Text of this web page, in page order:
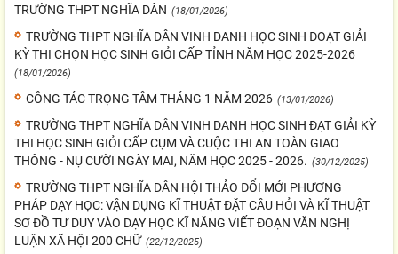
TRƯỜNG THPT NGHĨA DÂN (18/01/2026)
TRƯỜNG THPT NGHĨA DÂN VINH DANH HỌC SINH ĐOẠT GIẢI
KỲ THI CHỌN HỌC SINH GIỎI CẤP TỈNH NĂM HỌC 2025-2026
(18/01/2026)
CÔNG TÁC TRỌNG TÂM THÁNG 1 NĂM 2026 (13/01/2026)
TRƯỜNG THPT NGHĨA DÂN VINH DANH HỌC SINH ĐẠT GIẢI KỲ
THI HỌC SINH GIỎI CẤP CỤM VÀ CUỘC THI AN TOÀN GIAO
THÔNG - NỤ CƯỜI NGÀY MAI, NĂM HỌC 2025 - 2026. (30/12/2025)
TRƯỜNG THPT NGHĨA DÂN HỘI THẢO ĐỔI MỚI PHƯƠNG
PHÁP DẠY HỌC: VẬN DỤNG KĨ THUẬT ĐẶT CÂU HỎI VÀ KĨ THUẬT
SƠ ĐỒ TƯ DUY VÀO DẠY HỌC KĨ NĂNG VIẾT ĐOẠN VĂN NGHỊ
LUẬN XÃ HỘI 200 CHỮ (22/12/2025)